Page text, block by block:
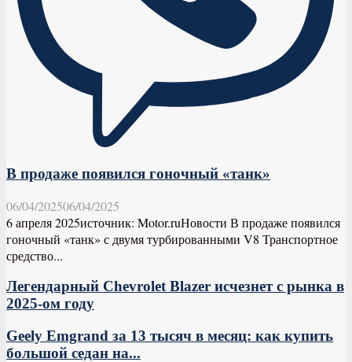
В продаже появился гоночный «танк»
06/04/202506/04/2025
6 апреля 2025источник: Motor.ruНовости В продаже появился
гоночный «танк» с двумя турбированными V8 Транспортное
средство...
Легендарный Chevrolet Blazer исчезнет с рынка в
2025-ом году
Geely Emgrand за 13 тысяч в месяц: как купить
большой седан на...